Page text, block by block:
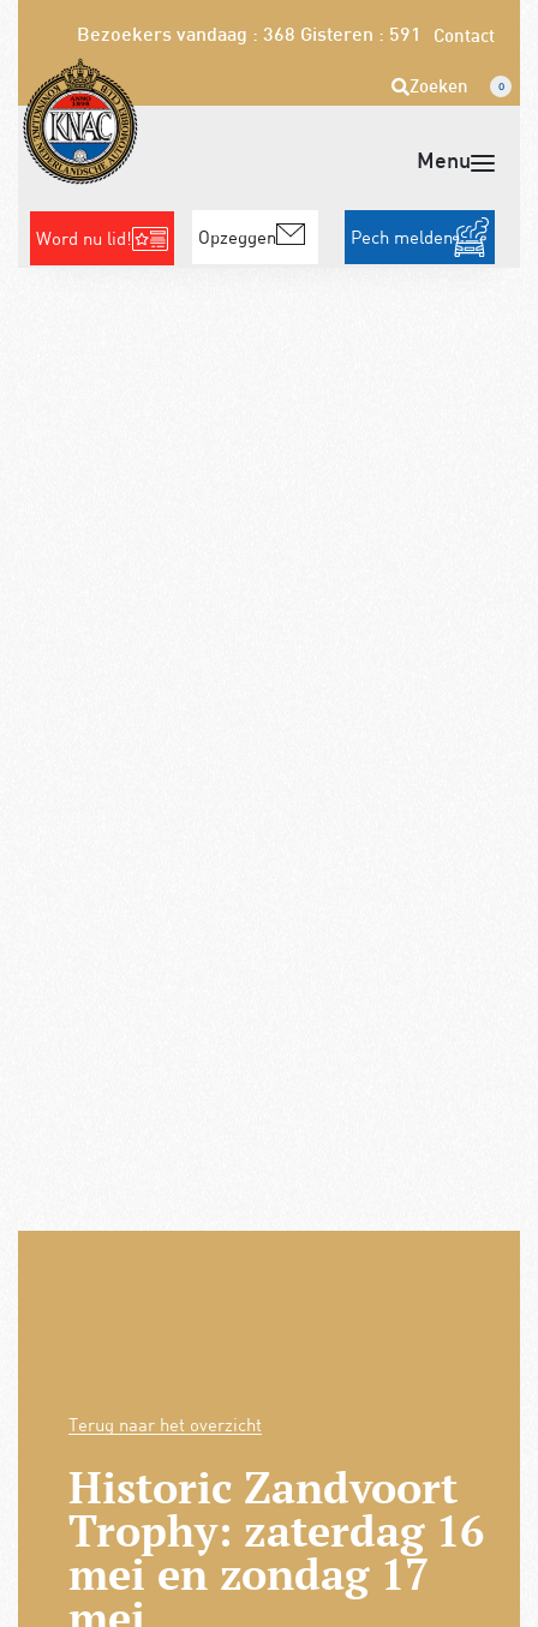
Bezoekers vandaag : 368 Gisteren : 591 Contact
Zoeken 0
Word nu lid! Opzeggen Pech melden
Terug naar het overzicht
Historic Zandvoort
Trophy: zaterdag 16
mei en zondag 17